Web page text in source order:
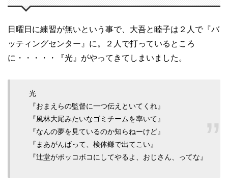
日曜日に練習が無いという事で、大吾と睦子は２人で『バ
ッティングセンター』に。２人で打っているところ
に・・・・・『光』がやってきてしまいました。
光
『おまえらの監督に一つ伝えといてくれ』
『風林大尾みたいなゴミチームを率いて』
『なんの夢を見ているのか知らねーけど』
『まあがんばって、検体鎌で出てこい』
『辻堂がボッコボコにしてやるよ、おじさん、ってな』